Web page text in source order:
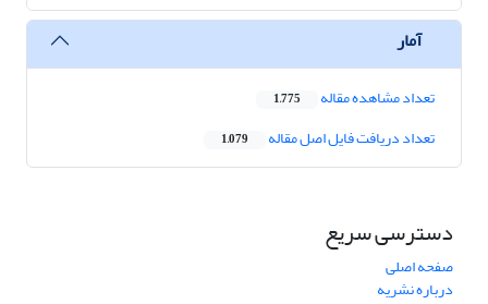
آمار
تعداد مشاهده مقاله 1,775
تعداد دریافت فایل اصل مقاله 1,079
دسترسی سریع
صفحه اصلی
درباره نشریه